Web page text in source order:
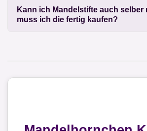
Kann ich Mandelstifte auch selber
muss ich die fertig kaufen?